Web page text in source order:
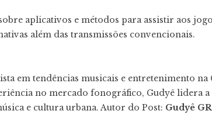
aplicativos e métodos para assistir aos
além das transmissões convencionais.
em tendências musicais e entretenimento
no mercado fonográfico, Gudyê lidera a
e cultura urbana. Autor do Post: Gudyê